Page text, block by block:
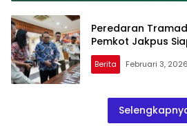
Kompetensi.
Peredaran
Pemkot Jakpus
Berita Februari 3, 2026